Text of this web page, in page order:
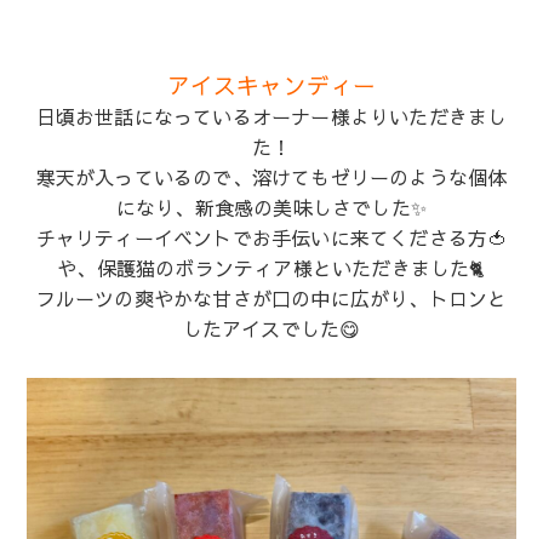
アイスキャンディー
日頃お世話になっているオーナー様よりいただきまし
た！
寒天が入っているので、溶けてもゼリーのような個体
になり、新食感の美味しさでした✨
チャリティーイベントでお手伝いに来てくださる方🍅
や、保護猫のボランティア様といただきました🐈
フルーツの爽やかな甘さが口の中に広がり、トロンと
したアイスでした😋